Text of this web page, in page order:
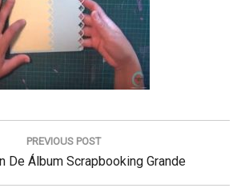
PREVIOUS POST
De Álbum Scrapbooking Grande